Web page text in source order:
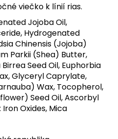
viečko k línií rias.
Jojoba Oil,
Hydrogenated
Chinensis (Jojoba)
Parkii (Shea) Butter,
Seed Oil, Euphorbia
Glyceryl Caprylate,
Wax, Tocopherol,
Seed Oil, Ascorbyl
Oxides, Mica